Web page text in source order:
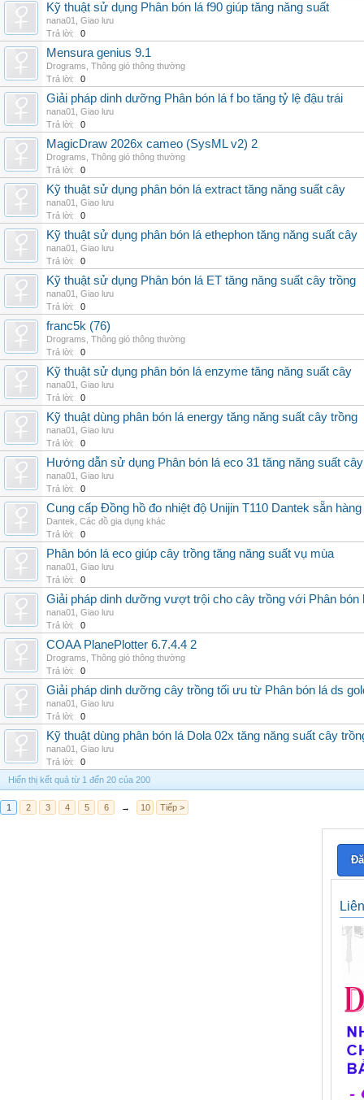
Kỹ thuật sử dụng Phân bón lá f90 giúp tăng năng suất
nana01
Giao lưu
Trả lời:
0
Mensura genius 9.1
Drograms Thông gió thông thường
Trả lời:
0
Giải pháp dinh dưỡng Phân bón lá f bo tăng tỷ lệ đậu trái
nana01
Giao lưu
Trả lời:
0
MagicDraw 2026x cameo (SysML v2) 2
Drograms Thông gió thông thường
Trả lời:
0
Kỹ thuật sử dụng phân bón lá extract tăng năng suất cây
nana01
Giao lưu
Trả lời:
0
Kỹ thuật sử dụng phân bón lá ethephon tăng năng suất cây
nana01
Giao lưu
Trả lời:
0
Kỹ thuật sử dụng Phân bón lá ET tăng năng suất cây trồng
nana01
Giao lưu
Trả lời:
0
franc5k (76)
Drograms Thông gió thông thường
Trả lời:
0
Kỹ thuật sử dụng phân bón lá enzyme tăng năng suất cây
nana01
Giao lưu
Trả lời:
0
Kỹ thuật dùng phân bón lá energy tăng năng suất cây trồng
nana01
Giao lưu
Trả lời:
0
Hướng dẫn sử dụng Phân bón lá eco 31 tăng năng suất cây
nana01
Giao lưu
Trả lời:
0
Cung cấp Đồng hồ đo nhiệt độ Unijin T110 Dantek sẵn
Dantek Các đồ gia dụng khác
Trả lời:
0
Phân bón lá eco giúp cây trồng tăng năng suất vụ mùa
nana01
Giao lưu
Trả lời:
0
Giải pháp dinh dưỡng vượt trội cho cây trồng với Phân bón
nana01
Giao lưu
Trả lời:
0
COAA PlanePlotter 6.7.4.4 2
Drograms Thông gió thông thường
Trả lời:
0
Giải pháp dinh dưỡng cây trồng tối ưu từ Phân bón lá ds
nana01
Giao lưu
Trả lời:
0
Kỹ thuật dùng phân bón lá Dola 02x tăng năng suất cây
nana01
Giao lưu
Trả lời:
0
Hiển thị kết quả từ 1 đến 20 của 200
1 2 3 4 5 6 → 10 Tiếp >